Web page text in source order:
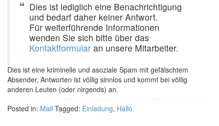
Dies ist lediglich eine Benachrichtigung
und bedarf daher keiner Antwort.
Für weiterführende Informationen
wenden Sie sich bitte über das
Kontaktformular an unsere Mitarbeiter.
Dies ist eine kriminelle und asoziale Spam mit gefälschtem
Absender, Antworten ist völlig sinnlos und kommt bei völlig
anderen Leuten (oder nirgends) an.
Posted in: Mail Tagged: Einladung, Hallo